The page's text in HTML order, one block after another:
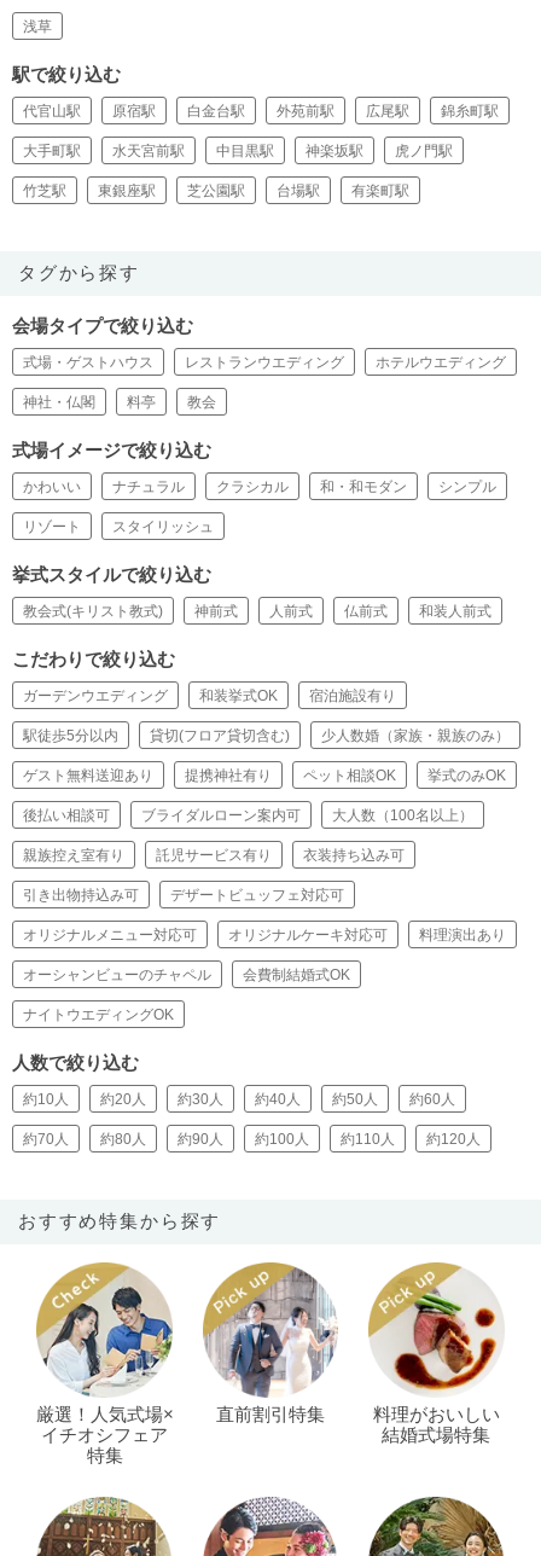
浅草
駅で絞り込む
代官山駅 原宿駅 白金台駅 外苑前駅 広尾駅 錦糸町駅
大手町駅 水天宮前駅 中目黒駅 神楽坂駅 虎ノ門駅
竹芝駅 東銀座駅 芝公園駅 台場駅 有楽町駅
タグから探す
会場タイプで絞り込む
式場・ゲストハウス レストランウエディング ホテルウエディング
神社・仏閣 料亭 教会
式場イメージで絞り込む
かわいい ナチュラル クラシカル 和・和モダン シンプル
リゾート スタイリッシュ
挙式スタイルで絞り込む
教会式(キリスト教式) 神前式 人前式 仏前式 和装人前式
こだわりで絞り込む
ガーデンウエディング 和装挙式OK 宿泊施設有り
駅徒歩5分以内 貸切(フロア貸切含む) 少人数婚（家族・親族のみ）
ゲスト無料送迎あり 提携神社有り ペット相談OK 挙式のみOK
後払い相談可 ブライダルローン案内可 大人数（100名以上）
親族控え室有り 託児サービス有り 衣装持ち込み可
引き出物持込み可 デザートビュッフェ対応可
オリジナルメニュー対応可 オリジナルケーキ対応可 料理演出あり
オーシャンビューのチャペル 会費制結婚式OK
ナイトウエディングOK
人数で絞り込む
約10人 約20人 約30人 約40人 約50人 約60人
約70人 約80人 約90人 約100人 約110人 約120人
おすすめ特集から探す
厳選！人気式場×
イチオシフェア
特集
直前割引特集
料理がおいしい
結婚式場特集